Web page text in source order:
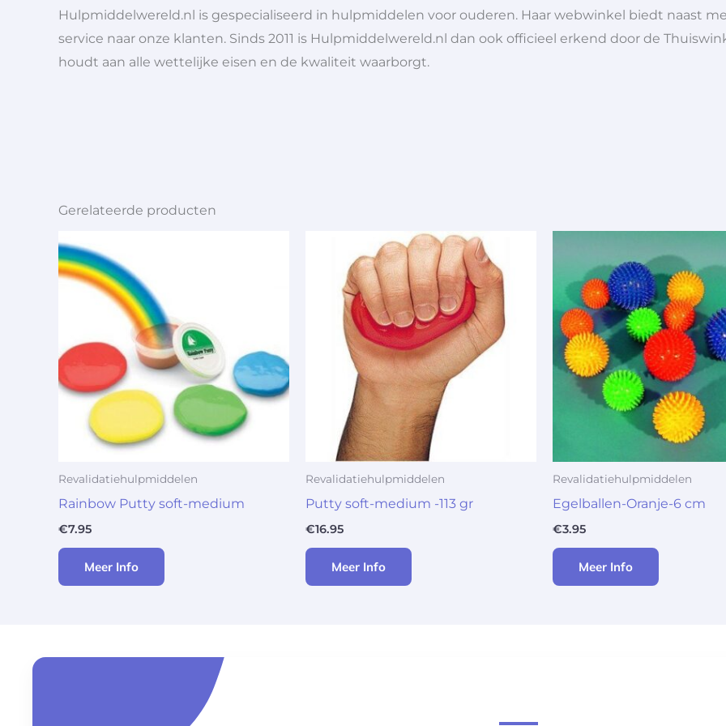
Hulpmiddelwereld.nl is gespecialiseerd in hulpmiddelen voor ouderen. Haar webwinkel biedt naast
service naar onze klanten. Sinds 2011 is Hulpmiddelwereld.nl dan ook officieel erkend door de
houdt aan alle wettelijke eisen en de kwaliteit waarborgt.
Gerelateerde producten
Revalidatiehulpmiddelen
Rainbow Putty soft-medium
€7.95
Meer Info
Revalidatiehulpmiddelen
Putty soft-medium -113 gr
€16.95
Meer Info
Revalidatiehulpmiddelen
Egelballen-Oranje-6 cm
€3.95
Meer Info